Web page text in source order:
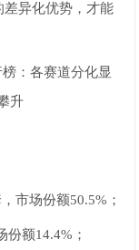
异化优势，才能
市场份额50.5%；
份额14.4%；